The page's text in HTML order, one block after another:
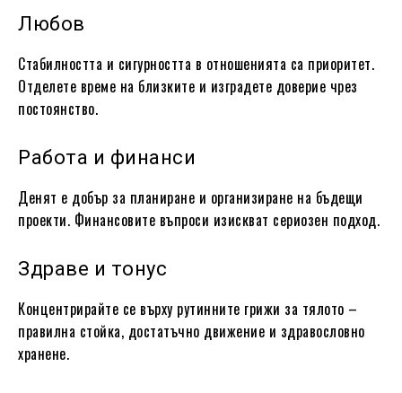
Любов
Стабилността и сигурността в отношенията са приоритет.
Отделете време на близките и изградете доверие чрез
постоянство.
Работа и финанси
Денят е добър за планиране и организиране на бъдещи
проекти. Финансовите въпроси изискват сериозен подход.
Здраве и тонус
Концентрирайте се върху рутинните грижи за тялото –
правилна стойка, достатъчно движение и здравословно
хранене.